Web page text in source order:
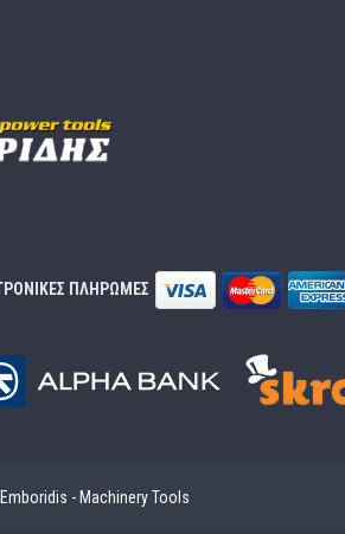
ΠΛΗΡΩΜΕΣ
- Machinery Tools